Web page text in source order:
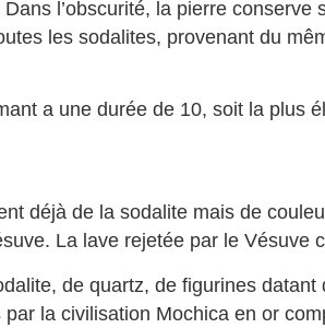
l’obscurité, la pierre conserve
les sodalites, provenant du
a une durée de 10, soit la plus
déjà de la sodalite mais de
La lave rejetée par le Vésuve
de quartz, de figurines
la civilisation Mochica en or